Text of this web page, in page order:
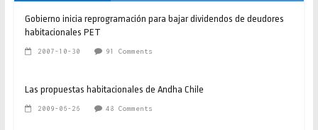
Gobierno inicia reprogramación para bajar dividendos de deudores
habitacionales PET
2007-10-30 91 Comments
Las propuestas habitacionales de Andha Chile
2009-06-26 48 Comments